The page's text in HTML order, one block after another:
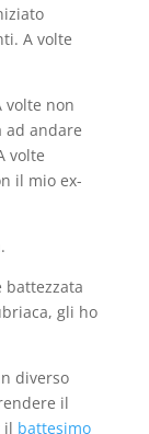
A volte
volte non
ad andare
volte
il mio ex-
battezzata
gli ho
diverso
il
il battesimo